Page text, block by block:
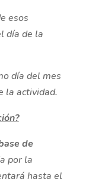
esos
día de la
día del mes
la actividad.
de
por la
hasta el